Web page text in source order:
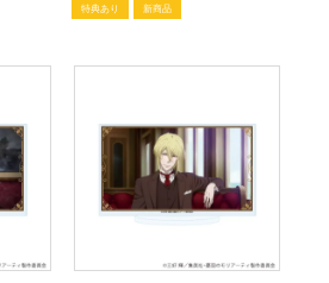
特典あり 新商品